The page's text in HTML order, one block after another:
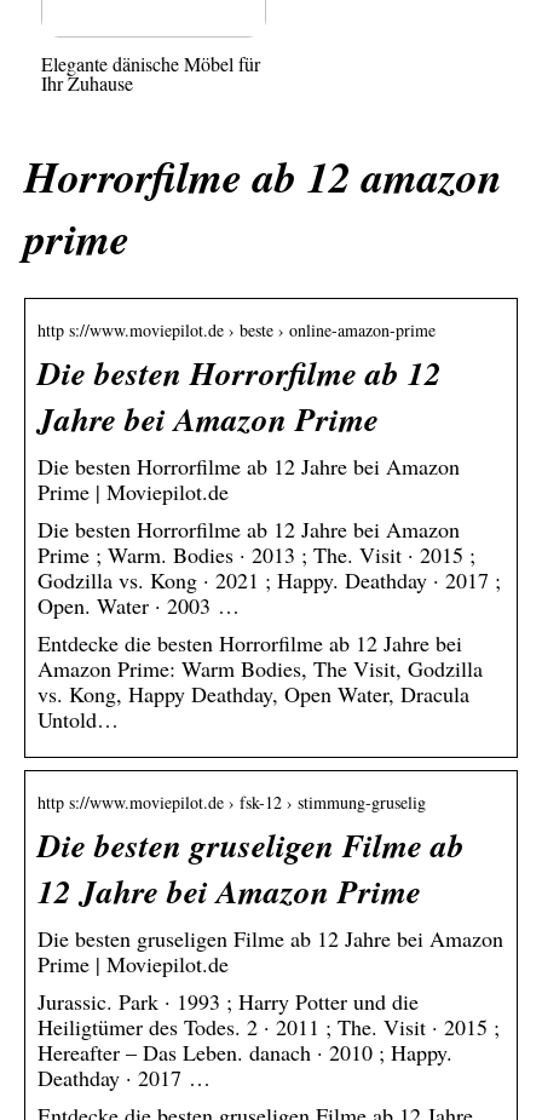
Elegante dänische Möbel für
Ihr Zuhause
Horrorfilme ab 12 amazon
prime
http s://www.moviepilot.de › beste › online-amazon-prime
Die besten Horrorfilme ab 12
Jahre bei Amazon Prime
Die besten Horrorfilme ab 12 Jahre bei Amazon
Prime | Moviepilot.de
Die besten Horrorfilme ab 12 Jahre bei Amazon
Prime ; Warm. Bodies · 2013 ; The. Visit · 2015 ;
Godzilla vs. Kong · 2021 ; Happy. Deathday · 2017 ;
Open. Water · 2003 …
Entdecke die besten Horrorfilme ab 12 Jahre bei
Amazon Prime: Warm Bodies, The Visit, Godzilla
vs. Kong, Happy Deathday, Open Water, Dracula
Untold…
http s://www.moviepilot.de › fsk-12 › stimmung-gruselig
Die besten gruseligen Filme ab
12 Jahre bei Amazon Prime
Die besten gruseligen Filme ab 12 Jahre bei Amazon
Prime | Moviepilot.de
Jurassic. Park · 1993 ; Harry Potter und die
Heiligtümer des Todes. 2 · 2011 ; The. Visit · 2015 ;
Hereafter – Das Leben. danach · 2010 ; Happy.
Deathday · 2017 …